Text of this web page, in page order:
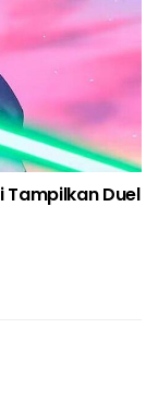
Tampilkan Duel